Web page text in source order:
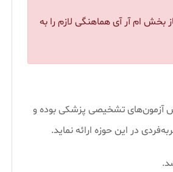
بخش ام آر آی هماهنگی لازم را به
حوزه سلامت در خصوص آزمون‌های تشخیصی پزشکی بوده و
در این حوزه ارائه نماید.